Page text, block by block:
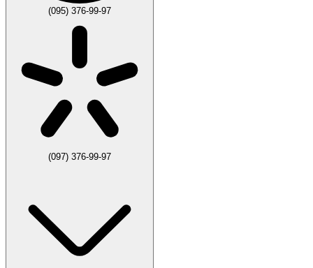
(095) 376-99-97
(097) 376-99-97